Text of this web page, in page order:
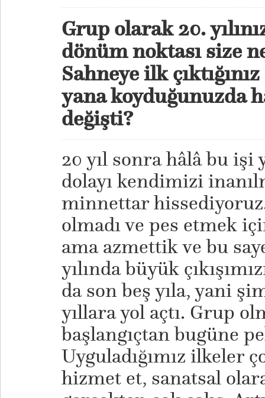
Grup olarak 20.
dönüm noktası size
Sahneye ilk
yana koyduğunuzda
değişti?
20 yıl sonra hâlâ bu işi
dolayı kendimizi
minnettar
olmadı ve pes etmek
ama azmettik ve bu
yılında büyük
da son beş yıla, yani
yıllara yol açtı. Grup
başlangıçtan bugüne
Uyguladığımız ilkeler
hizmet et, sanatsal